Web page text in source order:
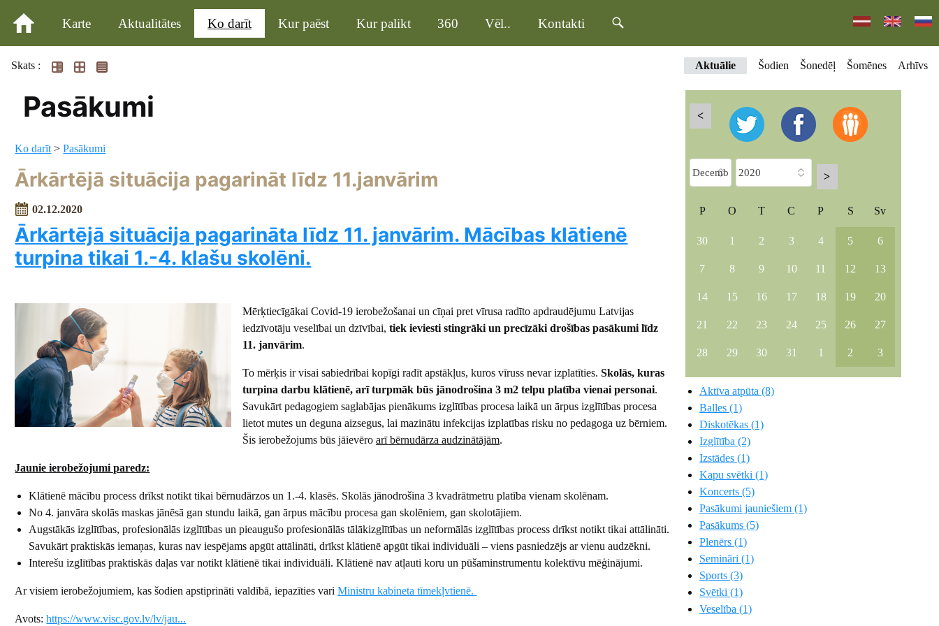
Karte Aktualitātes Ko darīt Kur paēst Kur palikt 360 Vēl.. Kontakti
Skats : Aktuālie Šodien Šonedēļ Šomēnes Arhīvs
Pasākumi
Ko darīt >Pasākumi
Ārkārtējā situācija pagarināt līdz 11.janvārim
02.12.2020
Ārkārtējā situācija pagarināta līdz 11. janvārim. Mācības klātienē
turpina tikai 1.-4. klašu skolēni.
Mērķtiecīgākai Covid-19 ierobežošanai un cīņai pret vīrusa radīto apdraudējumu Latvijas
iedzīvotāju veselībai un dzīvībai,tiek ieviesti stingrāki un precīzāki drošības pasākumi līdz
11. janvārim.
To mērķis ir visai sabiedrībai kopīgi radīt apstākļus, kuros vīruss nevar izplatīties.Skolās, kuras
turpina darbu klātienē, arī turpmāk būs jānodrošina 3 m2 telpu platība vienai personai.
Savukārt pedagogiem saglabājas pienākums izglītības procesa laikā un ārpus izglītības procesa
lietot mutes un deguna aizsegus, lai mazinātu infekcijas izplatības risku no pedagoga uz bērniem.
Šis ierobežojums būs jāievēroarī bērnudārza audzinātājām.
Jaunie ierobežojumi paredz:
Klātienē mācību process drīkst notikt tikai bērnudārzos un 1.-4. klasēs. Skolās jānodrošina 3 kvadrātmetru platība vienam skolēnam.
No 4. janvāra skolās maskas jānēsā gan stundu laikā, gan ārpus mācību procesa gan skolēniem, gan skolotājiem.
Augstākās izglītības, profesionālās izglītības un pieaugušo profesionālās tālākizglītības un neformālās izglītības process drīkst notikt tikai attālināti.
Savukārt praktiskās iemaņas, kuras nav iespējams apgūt attālināti, drīkst klātienē apgūt tikai individuāli – viens pasniedzējs ar vienu audzēkni.
Interešu izglītības praktiskās daļas var notikt klātienē tikai individuāli. Klātienē nav atļauti koru un pūšaminstrumentu kolektīvu mēģinājumi.
Ar visiem ierobežojumiem, kas šodien apstiprināti valdībā, iepazīties variMinistru kabineta tīmekļvtienē.
Avots:https://www.visc.gov.lv/lv/jau...
<
>
P O T C P S Sv
30 1 2 3 4 5 6
7 8 9 10 11 12 13
14 15 16 17 18 19 20
21 22 23 24 25 26 27
28 29 30 31 1 2 3
Aktīva atpūta (8)
Balles (1)
Diskotēkas (1)
Izglītība (2)
Izstādes (1)
Kapu svētki (1)
Koncerts (5)
Pasākumi jauniešiem (1)
Pasākums (5)
Plenērs (1)
Semināri (1)
Sports (3)
Svētki (1)
Veselība (1)